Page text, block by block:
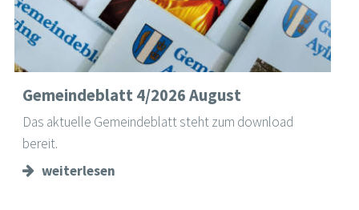
Gemeindeblatt 4/2026 August
Das aktuelle Gemeindeblatt steht zum download
bereit.
weiterlesen